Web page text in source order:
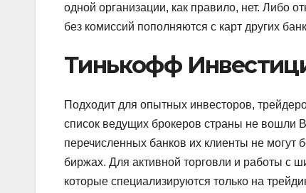
одной организации, как правило, нет. Либо
без комиссий пополняются с карт других
Тинькофф
Подходит для опытных инвесторов,
список ведущих брокеров страны не вошли
перечисленных банков их клиенты не
биржах. Для активной торговли и работы с
которые специализируются только на